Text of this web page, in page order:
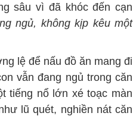
sâu vì đã khóc đến cạn
ngủ, không kịp kêu một
lệ để nấu đồ ăn mang đi
vẫn đang ngủ trong căn
tiếng nổ lớn xé toạc màn
lũ quét, nghiền nát căn